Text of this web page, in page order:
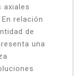
axiales
relación
de
una